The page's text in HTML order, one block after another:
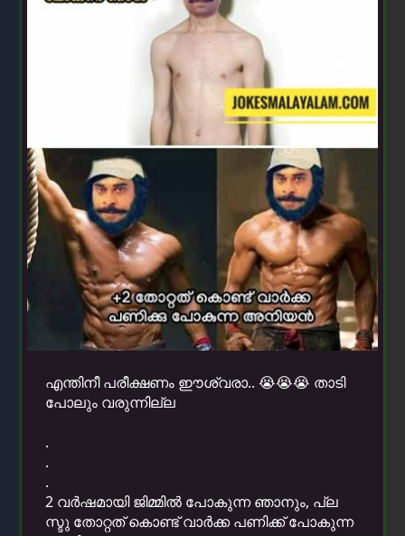
എന്തിനീ പരീക്ഷണം ഈശ്വരാ.. 😭😭😭 താടി
പോലും വരുന്നില്ല
.
.
.
2 വർഷമായി ജിമ്മിൽ പോകുന്ന ഞാനും, പ്ല
സ്ടു തോറ്റത് കൊണ്ട് വാർക്ക പണിക്ക് പോകുന്ന